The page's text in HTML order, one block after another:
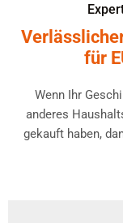
für
Wenn Ihr
anderes
gekauft haben,